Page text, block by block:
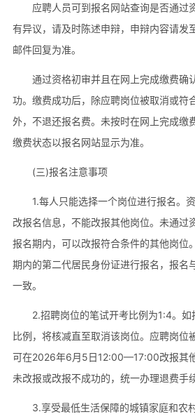
应聘人员可到报名网站查询是否通过
有异议，请及时陈述申辩，申辩内容请发
邮件回复为准。
通过资格初审并且在网上完成缴费确
功。缴费成功后，除应聘岗位被取消或符
外，不退还报名费。未按时在网上完成缴
缴费状态以报名网站显示为准。
(三)报名注意事项
1.每人只能选择一个岗位进行报名。
改报名信息，不能改报其他岗位。未通过
报名期内，可以改报符合条件的其他岗位
期内的第二代居民身份证进行报名，报名
一致。
2.招聘岗位的笔试开考比例为1:4。
比例，将核减直至取消该岗位。应聘岗位
可在2026年6月5日12:00—17:00改报其
未改报或改报不成功的，统一办理退费手续
3.享受最低生活保障的城镇家庭和农